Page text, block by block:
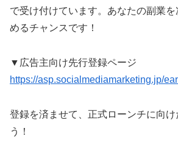
で受け付けています。あなたの副業
めるチャンスです！
▼広告主向け先行登録ページ
https://asp.socialmediamarketing.jp/
登録を済ませて、正式ローンチに向け
う！